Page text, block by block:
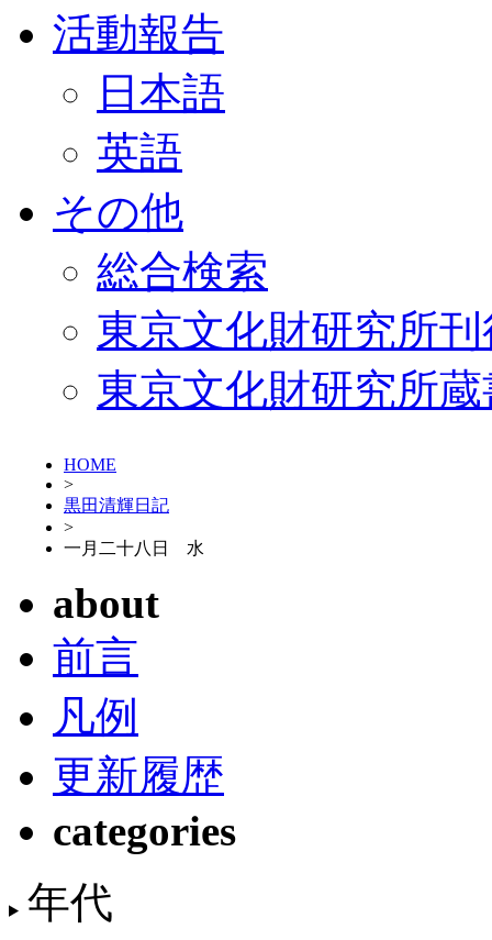
活動報告
日本語
英語
その他
総合検索
東京文化財研究所
東京文化財研究所
HOME
>
黒田清輝日記
>
一月二十八日 水
about
前言
凡例
更新履歴
categories
年代